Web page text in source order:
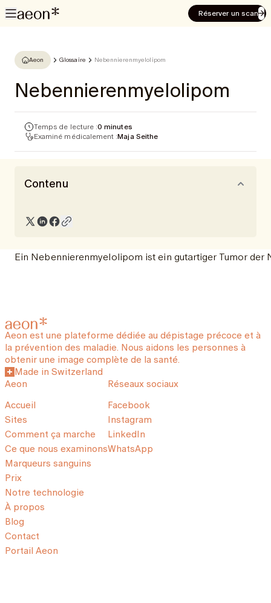
Réserver un scan
Aeon Glossaire Nebennierenmyelolipom
Nebennierenmyelolipom
Temps de lecture :0 minutes
Examiné médicalement :Maja Seithe
Contenu
Ein Nebennierenmyelolipom ist ein gutartiger Tumor
Aeon est une plateforme dédiée au dépistage précoce et à
la prévention des maladie. Nous aidons les personnes à
obtenir une image complète de la santé.
Made in Switzerland
Aeon
Accueil
Sites
Comment ça marche
Ce que nous examinons
Marqueurs sanguins
Prix
Notre technologie
À propos
Blog
Contact
Portail Aeon
Réseaux sociaux
Facebook
Instagram
LinkedIn
WhatsApp